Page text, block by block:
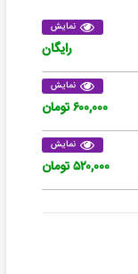
نمایش
رایگان
نمایش
۶۰۰,۰۰۰ تومان
نمایش
۵۲۰,۰۰۰ تومان